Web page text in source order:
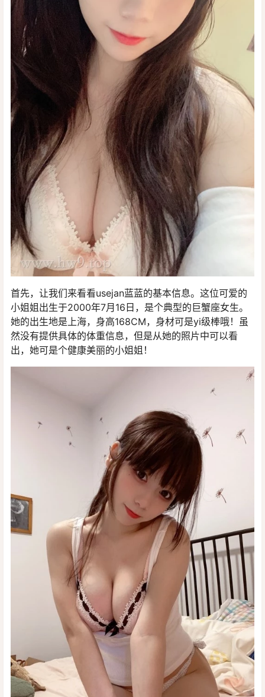
首先，让我们来看看usejan蓝蓝的基本信息。这位可爱的
小姐姐出生于2000年7月16日，是个典型的巨蟹座女生。
她的出生地是上海，身高168CM，身材可是yi级棒哦！虽
然没有提供具体的体重信息，但是从她的照片中可以看
出，她可是个健康美丽的小姐姐！